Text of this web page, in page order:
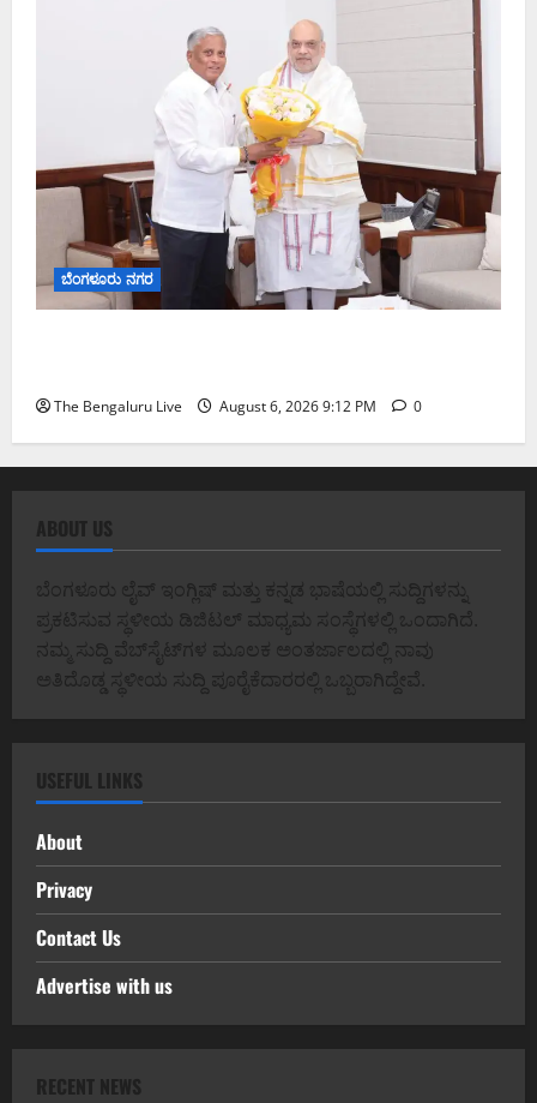
ಬೆಂಗಳೂರು ನಗರ
The Bengaluru Live August 6, 2026 9:12 PM 0
ABOUT US
ಬೆಂಗಳೂರು ಲೈವ್ ಇಂಗ್ಲಿಷ್ ಮತ್ತು ಕನ್ನಡ ಭಾಷೆಯಲ್ಲಿ ಸುದ್ದಿಗಳನ್ನು
ಪ್ರಕಟಿಸುವ ಸ್ಥಳೀಯ ಡಿಜಿಟಲ್ ಮಾಧ್ಯಮ ಸಂಸ್ಥೆಗಳಲ್ಲಿ ಒಂದಾಗಿದೆ.
ನಮ್ಮ ಸುದ್ದಿ ವೆಬ್‌ಸೈಟ್‌ಗಳ ಮೂಲಕ ಅಂತರ್ಜಾಲದಲ್ಲಿ ನಾವು
ಅತಿದೊಡ್ಡ ಸ್ಥಳೀಯ ಸುದ್ದಿ ಪೂರೈಕೆದಾರರಲ್ಲಿ ಒಬ್ಬರಾಗಿದ್ದೇವೆ.
USEFUL LINKS
About
Privacy
Contact Us
Advertise with us
RECENT NEWS